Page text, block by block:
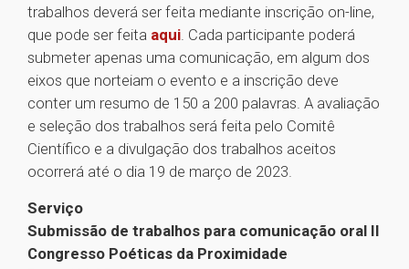
trabalhos deverá ser feita mediante inscrição on-line,
que pode ser feita aqui. Cada participante poderá
submeter apenas uma comunicação, em algum dos
eixos que norteiam o evento e a inscrição deve
conter um resumo de 150 a 200 palavras. A avaliação
e seleção dos trabalhos será feita pelo Comitê
Científico e a divulgação dos trabalhos aceitos
ocorrerá até o dia 19 de março de 2023.
Serviço
Submissão de trabalhos para comunicação oral II
Congresso Poéticas da Proximidade